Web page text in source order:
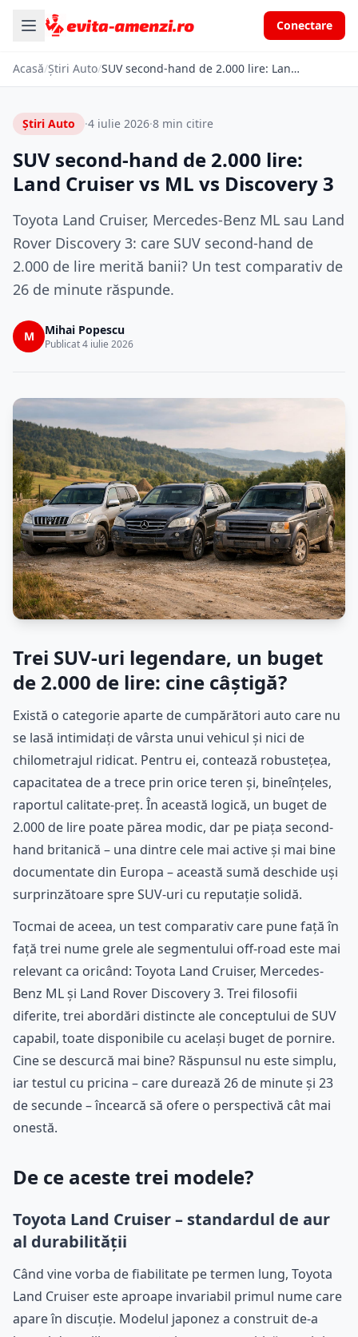
Conectare
Acasă/Știri Auto/ SUV second-hand de 2.000 lire: Land Cruiser vs ML vs Discovery 3
Știri Auto ·4 iulie 2026·8 min citire
SUV second-hand de 2.000 lire:
Land Cruiser vs ML vs Discovery 3
Toyota Land Cruiser, Mercedes-Benz ML sau Land
Rover Discovery 3: care SUV second-hand de
2.000 de lire merită banii? Un test comparativ de
26 de minute răspunde.
M Mihai Popescu
Publicat 4 iulie 2026
Trei SUV-uri legendare, un buget
de 2.000 de lire: cine câștigă?
Există o categorie aparte de cumpărători auto care nu
se lasă intimidați de vârsta unui vehicul și nici de
chilometrajul ridicat. Pentru ei, contează robustețea,
capacitatea de a trece prin orice teren și, bineînțeles,
raportul calitate-preț. În această logică, un buget de
2.000 de lire poate părea modic, dar pe piața second-
hand britanică – una dintre cele mai active și mai bine
documentate din Europa – această sumă deschide uși
surprinzătoare spre SUV-uri cu reputație solidă.
Tocmai de aceea, un test comparativ care pune față în
față trei nume grele ale segmentului off-road este mai
relevant ca oricând: Toyota Land Cruiser, Mercedes-
Benz ML și Land Rover Discovery 3. Trei filosofii
diferite, trei abordări distincte ale conceptului de SUV
capabil, toate disponibile cu același buget de pornire.
Cine se descurcă mai bine? Răspunsul nu este simplu,
iar testul cu pricina – care durează 26 de minute și 23
de secunde – încearcă să ofere o perspectivă cât mai
onestă.
De ce aceste trei modele?
Toyota Land Cruiser – standardul de aur
al durabilității
Când vine vorba de fiabilitate pe termen lung, Toyota
Land Cruiser este aproape invariabil primul nume care
apare în discuție. Modelul japonez a construit de-a